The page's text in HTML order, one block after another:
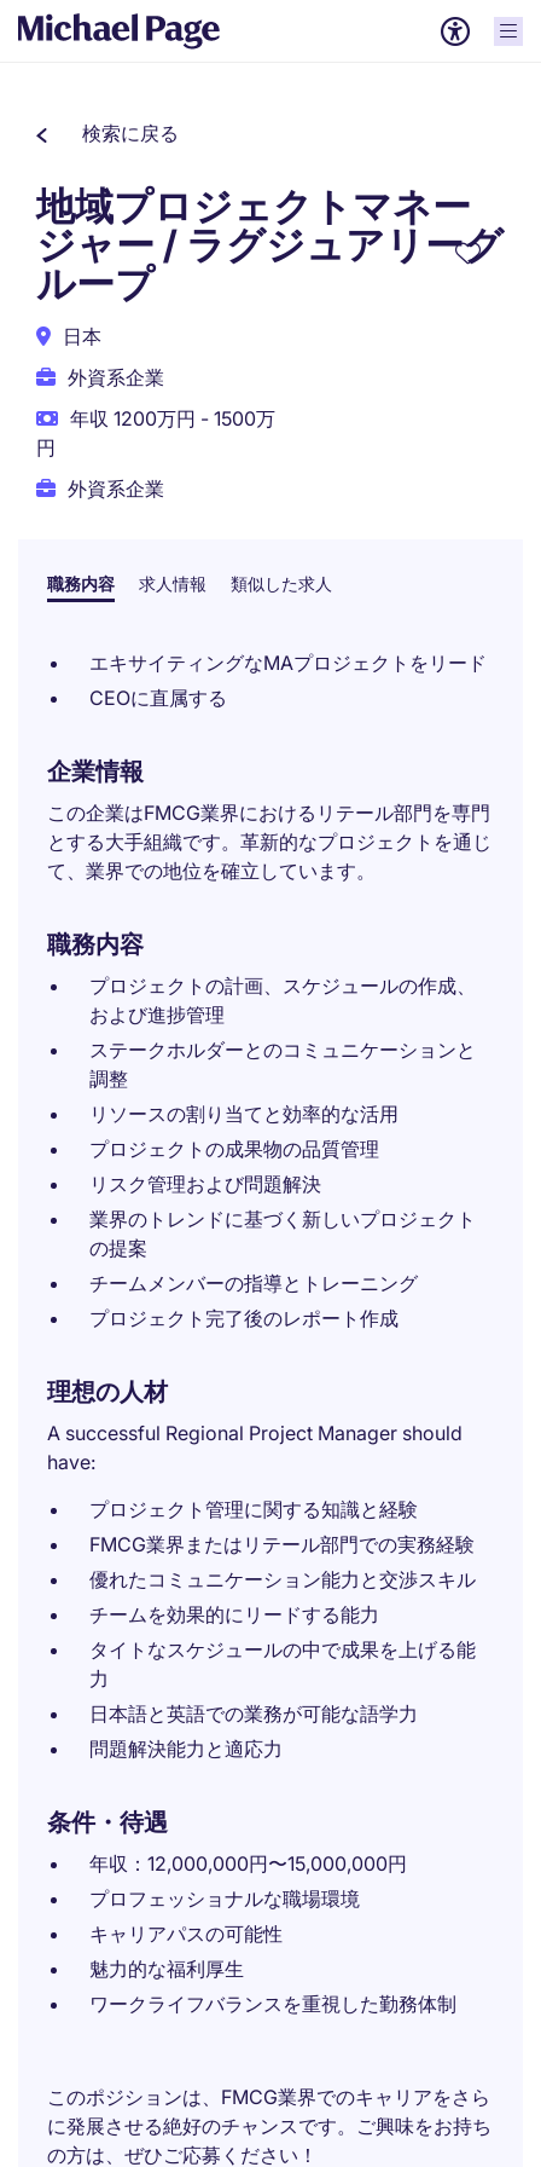
検索に戻る
地域プロジェクトマネー
ジャー / ラグジュアリーグ
ループ
日本
外資系企業
年収 1200万円 - 1500万
円
外資系企業
職務内容 求人情報 類似した求人
エキサイティングなMAプロジェクトをリード
CEOに直属する
企業情報
この企業はFMCG業界におけるリテール部門を専門
とする大手組織です。革新的なプロジェクトを通じ
て、業界での地位を確立しています。
職務内容
プロジェクトの計画、スケジュールの作成、
および進捗管理
ステークホルダーとのコミュニケーションと
調整
リソースの割り当てと効率的な活用
プロジェクトの成果物の品質管理
リスク管理および問題解決
業界のトレンドに基づく新しいプロジェクト
の提案
チームメンバーの指導とトレーニング
プロジェクト完了後のレポート作成
理想の人材
A successful Regional Project Manager should
have:
プロジェクト管理に関する知識と経験
FMCG業界またはリテール部門での実務経験
優れたコミュニケーション能力と交渉スキル
チームを効果的にリードする能力
タイトなスケジュールの中で成果を上げる能
力
日本語と英語での業務が可能な語学力
問題解決能力と適応力
条件・待遇
年収：12,000,000円〜15,000,000円
プロフェッショナルな職場環境
キャリアパスの可能性
魅力的な福利厚生
ワークライフバランスを重視した勤務体制
このポジションは、FMCG業界でのキャリアをさら
に発展させる絶好のチャンスです。ご興味をお持ち
の方は、ぜひご応募ください！